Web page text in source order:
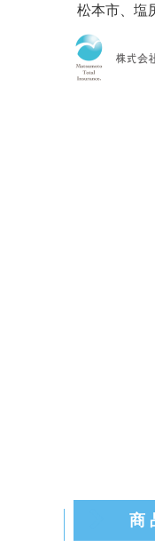
松本市、塩
商